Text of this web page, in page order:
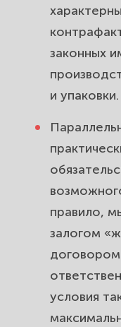
законных
и упаковки.
правило,
залогом
договором
условия